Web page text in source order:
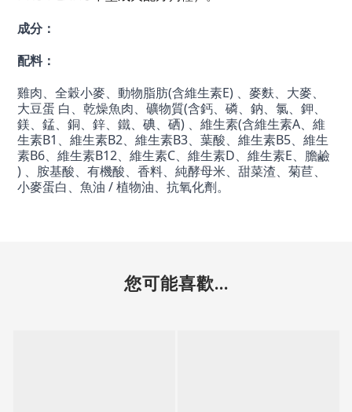
成分：
配料：
雞肉、全穀小麥、動物脂肪(含維生素E) 、麥麩、大麥、
大豆蛋 白、乾燥魚肉、礦物質(含鈣、磷、鈉、氯、鉀、
鎂、錳、銅、鋅、鐵、碘、硒) 、維生素(含維生素A、維
生素B1、維生素B2、維生素B3、葉酸、維生素B5、維生
素B6、維生素B12、維生素C、維生素D、維生素E、膽鹼
) 、胺基酸、有機酸、香料、純酵母米、甜菜渣、菊苣、
小麥蛋白、魚油 / 植物油、抗氧化劑。
您可能喜歡...